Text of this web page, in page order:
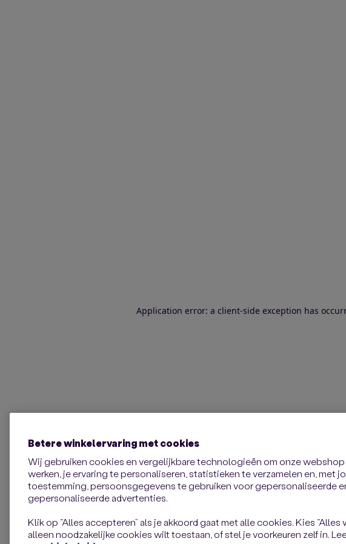
Application error: a client-side exception has
Betere winkelervaring met cookies
Wij gebruiken cookies en vergelijkbare technologieën om onze
werken, je ervaring te personaliseren, statistieken te verzamelen en, met
toestemming, persoonsgegevens te gebruiken voor gepersonaliseerde
gepersonaliseerde advertenties.
Klik op “Alles accepteren” als je akkoord gaat met alle cookies. Kies “Alles
alleen noodzakelijke cookies wilt toestaan, of stel je voorkeuren zelf in.